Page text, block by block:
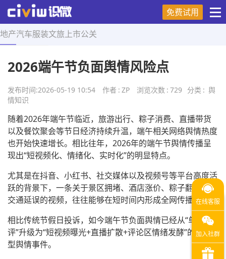
免费试用
地产汽车服装文旅 上市公关
首页 > 舆情知识 > 正文
2026端午节负面舆情风险点
发布时间:2026-05-19 10:54 作者 : ZP 浏览次数 : 729 分类 : 舆
情知识
随着2026年端午节临近，旅游出行、粽子消费、直播带货
以及餐饮聚会等节日经济持续升温，端午相关网络舆情热度
也开始快速增长。相比往年，2026年的端午节舆情传播呈
现出“短视频化、情绪化、实时化”的明显特点。
尤其是在抖音、小红书、社交媒体以及视频号等平台高度活
跃的背景下，一条关于景区拥堵、酒店涨价、粽子翻车或者
交通延误的视频，往往能够在短时间内形成全网传播。
相比传统节假日投诉，如今端午节负面舆情已经从“单一差
评”升级为“短视频曝光+直播扩散+评论区情绪发酵”的综合
型舆情事件。